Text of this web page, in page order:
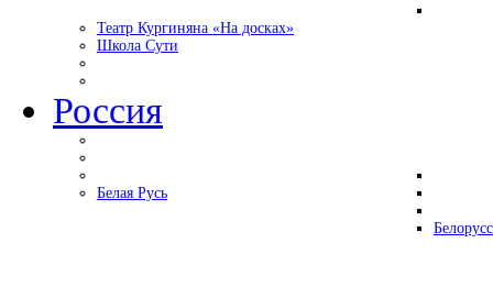
Театр Кургиняна «На досках»
Школа Сути
Россия
Белая Русь